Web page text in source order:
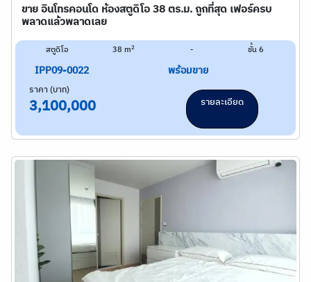
ขาย อินโทรคอนโด ห้องสตูดิโอ 38 ตร.ม. ถูกที่สุด เฟอร์ครบ
พลาดแล้วพลาดเลย
สตูดิโอ 38 m2 - ชั้น 6
IPP09-0022 พร้อมขาย
ราคา (บาท)
3,100,000 รายละเอียด